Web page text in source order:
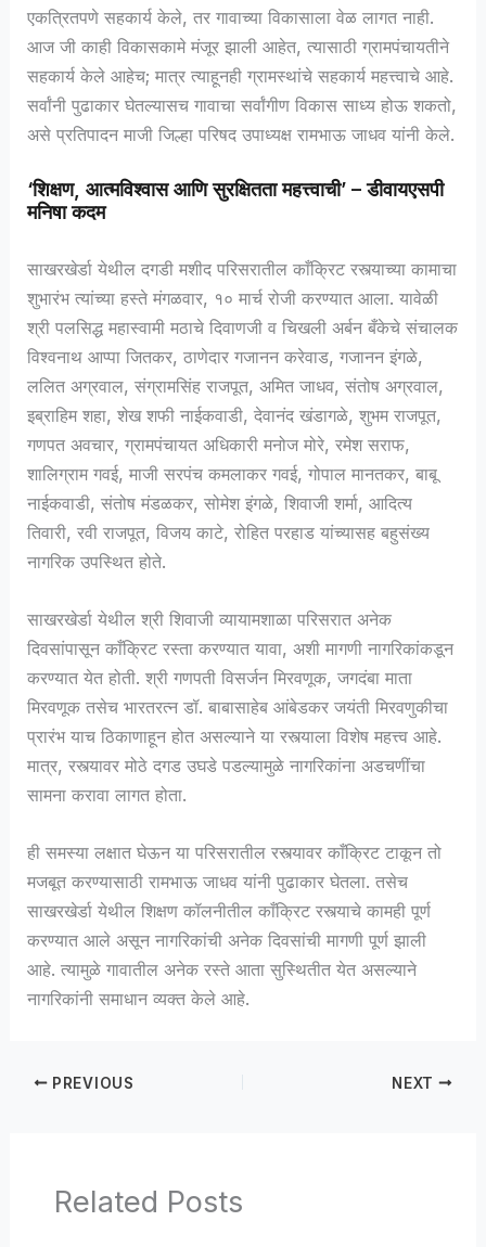
एकत्रितपणे सहकार्य केले, तर गावाच्या विकासाला वेळ लागत नाही.
आज जी काही विकासकामे मंजूर झाली आहेत, त्यासाठी ग्रामपंचायतीने
सहकार्य केले आहेच; मात्र त्याहूनही ग्रामस्थांचे सहकार्य महत्त्वाचे आहे.
सर्वांनी पुढाकार घेतल्यासच गावाचा सर्वांगीण विकास साध्य होऊ शकतो,
असे प्रतिपादन माजी जिल्हा परिषद उपाध्यक्ष रामभाऊ जाधव यांनी केले.
‘शिक्षण, आत्मविश्वास आणि सुरक्षितता महत्त्वाची’ – डीवायएसपी
मनिषा कदम
साखरखेर्डा येथील दगडी मशीद परिसरातील काँक्रिट रस्त्याच्या कामाचा
शुभारंभ त्यांच्या हस्ते मंगळवार, १० मार्च रोजी करण्यात आला. यावेळी
श्री पलसिद्ध महास्वामी मठाचे दिवाणजी व चिखली अर्बन बँकेचे संचालक
विश्वनाथ आप्पा जितकर, ठाणेदार गजानन करेवाड, गजानन इंगळे,
ललित अग्रवाल, संग्रामसिंह राजपूत, अमित जाधव, संतोष अग्रवाल,
इब्राहिम शहा, शेख शफी नाईकवाडी, देवानंद खंडागळे, शुभम राजपूत,
गणपत अवचार, ग्रामपंचायत अधिकारी मनोज मोरे, रमेश सराफ,
शालिग्राम गवई, माजी सरपंच कमलाकर गवई, गोपाल मानतकर, बाबू
नाईकवाडी, संतोष मंडळकर, सोमेश इंगळे, शिवाजी शर्मा, आदित्य
तिवारी, रवी राजपूत, विजय काटे, रोहित परहाड यांच्यासह बहुसंख्य
नागरिक उपस्थित होते.
साखरखेर्डा येथील श्री शिवाजी व्यायामशाळा परिसरात अनेक
दिवसांपासून काँक्रिट रस्ता करण्यात यावा, अशी मागणी नागरिकांकडून
करण्यात येत होती. श्री गणपती विसर्जन मिरवणूक, जगदंबा माता
मिरवणूक तसेच भारतरत्न डॉ. बाबासाहेब आंबेडकर जयंती मिरवणुकीचा
प्रारंभ याच ठिकाणाहून होत असल्याने या रस्त्याला विशेष महत्त्व आहे.
मात्र, रस्त्यावर मोठे दगड उघडे पडल्यामुळे नागरिकांना अडचणींचा
सामना करावा लागत होता.
ही समस्या लक्षात घेऊन या परिसरातील रस्त्यावर काँक्रिट टाकून तो
मजबूत करण्यासाठी रामभाऊ जाधव यांनी पुढाकार घेतला. तसेच
साखरखेर्डा येथील शिक्षण कॉलनीतील काँक्रिट रस्त्याचे कामही पूर्ण
करण्यात आले असून नागरिकांची अनेक दिवसांची मागणी पूर्ण झाली
आहे. त्यामुळे गावातील अनेक रस्ते आता सुस्थितीत येत असल्याने
नागरिकांनी समाधान व्यक्त केले आहे.
PREVIOUS NEXT
Related Posts